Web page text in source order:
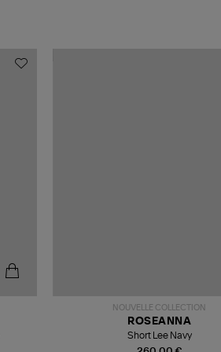
NOUVELLE COLLECTION
ROSEANNA
Short Lee Navy